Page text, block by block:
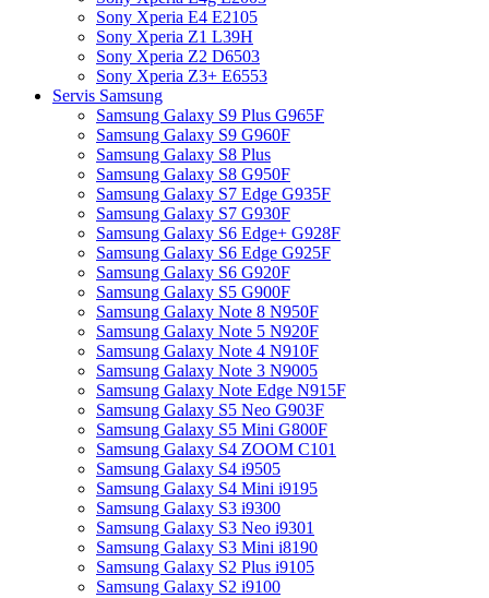
Sony Xperia E4 E2105
Sony Xperia Z1 L39H
Sony Xperia Z2 D6503
Sony Xperia Z3+ E6553
Servis Samsung
Samsung Galaxy S9 Plus G965F
Samsung Galaxy S9 G960F
Samsung Galaxy S8 Plus
Samsung Galaxy S8 G950F
Samsung Galaxy S7 Edge G935F
Samsung Galaxy S7 G930F
Samsung Galaxy S6 Edge+ G928F
Samsung Galaxy S6 Edge G925F
Samsung Galaxy S6 G920F
Samsung Galaxy S5 G900F
Samsung Galaxy Note 8 N950F
Samsung Galaxy Note 5 N920F
Samsung Galaxy Note 4 N910F
Samsung Galaxy Note 3 N9005
Samsung Galaxy Note Edge N915F
Samsung Galaxy S5 Neo G903F
Samsung Galaxy S5 Mini G800F
Samsung Galaxy S4 ZOOM C101
Samsung Galaxy S4 i9505
Samsung Galaxy S4 Mini i9195
Samsung Galaxy S3 i9300
Samsung Galaxy S3 Neo i9301
Samsung Galaxy S3 Mini i8190
Samsung Galaxy S2 Plus i9105
Samsung Galaxy S2 i9100